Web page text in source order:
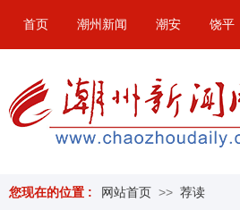
首页 潮州新闻 潮安 饶平
您现在的位置 : 网站首页 >> 荐读